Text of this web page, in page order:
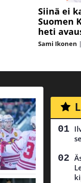
Siinä ei
Suomen
heti
Sami Ikonen |